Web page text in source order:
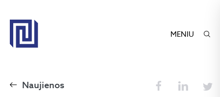
MENIU
Naujienos